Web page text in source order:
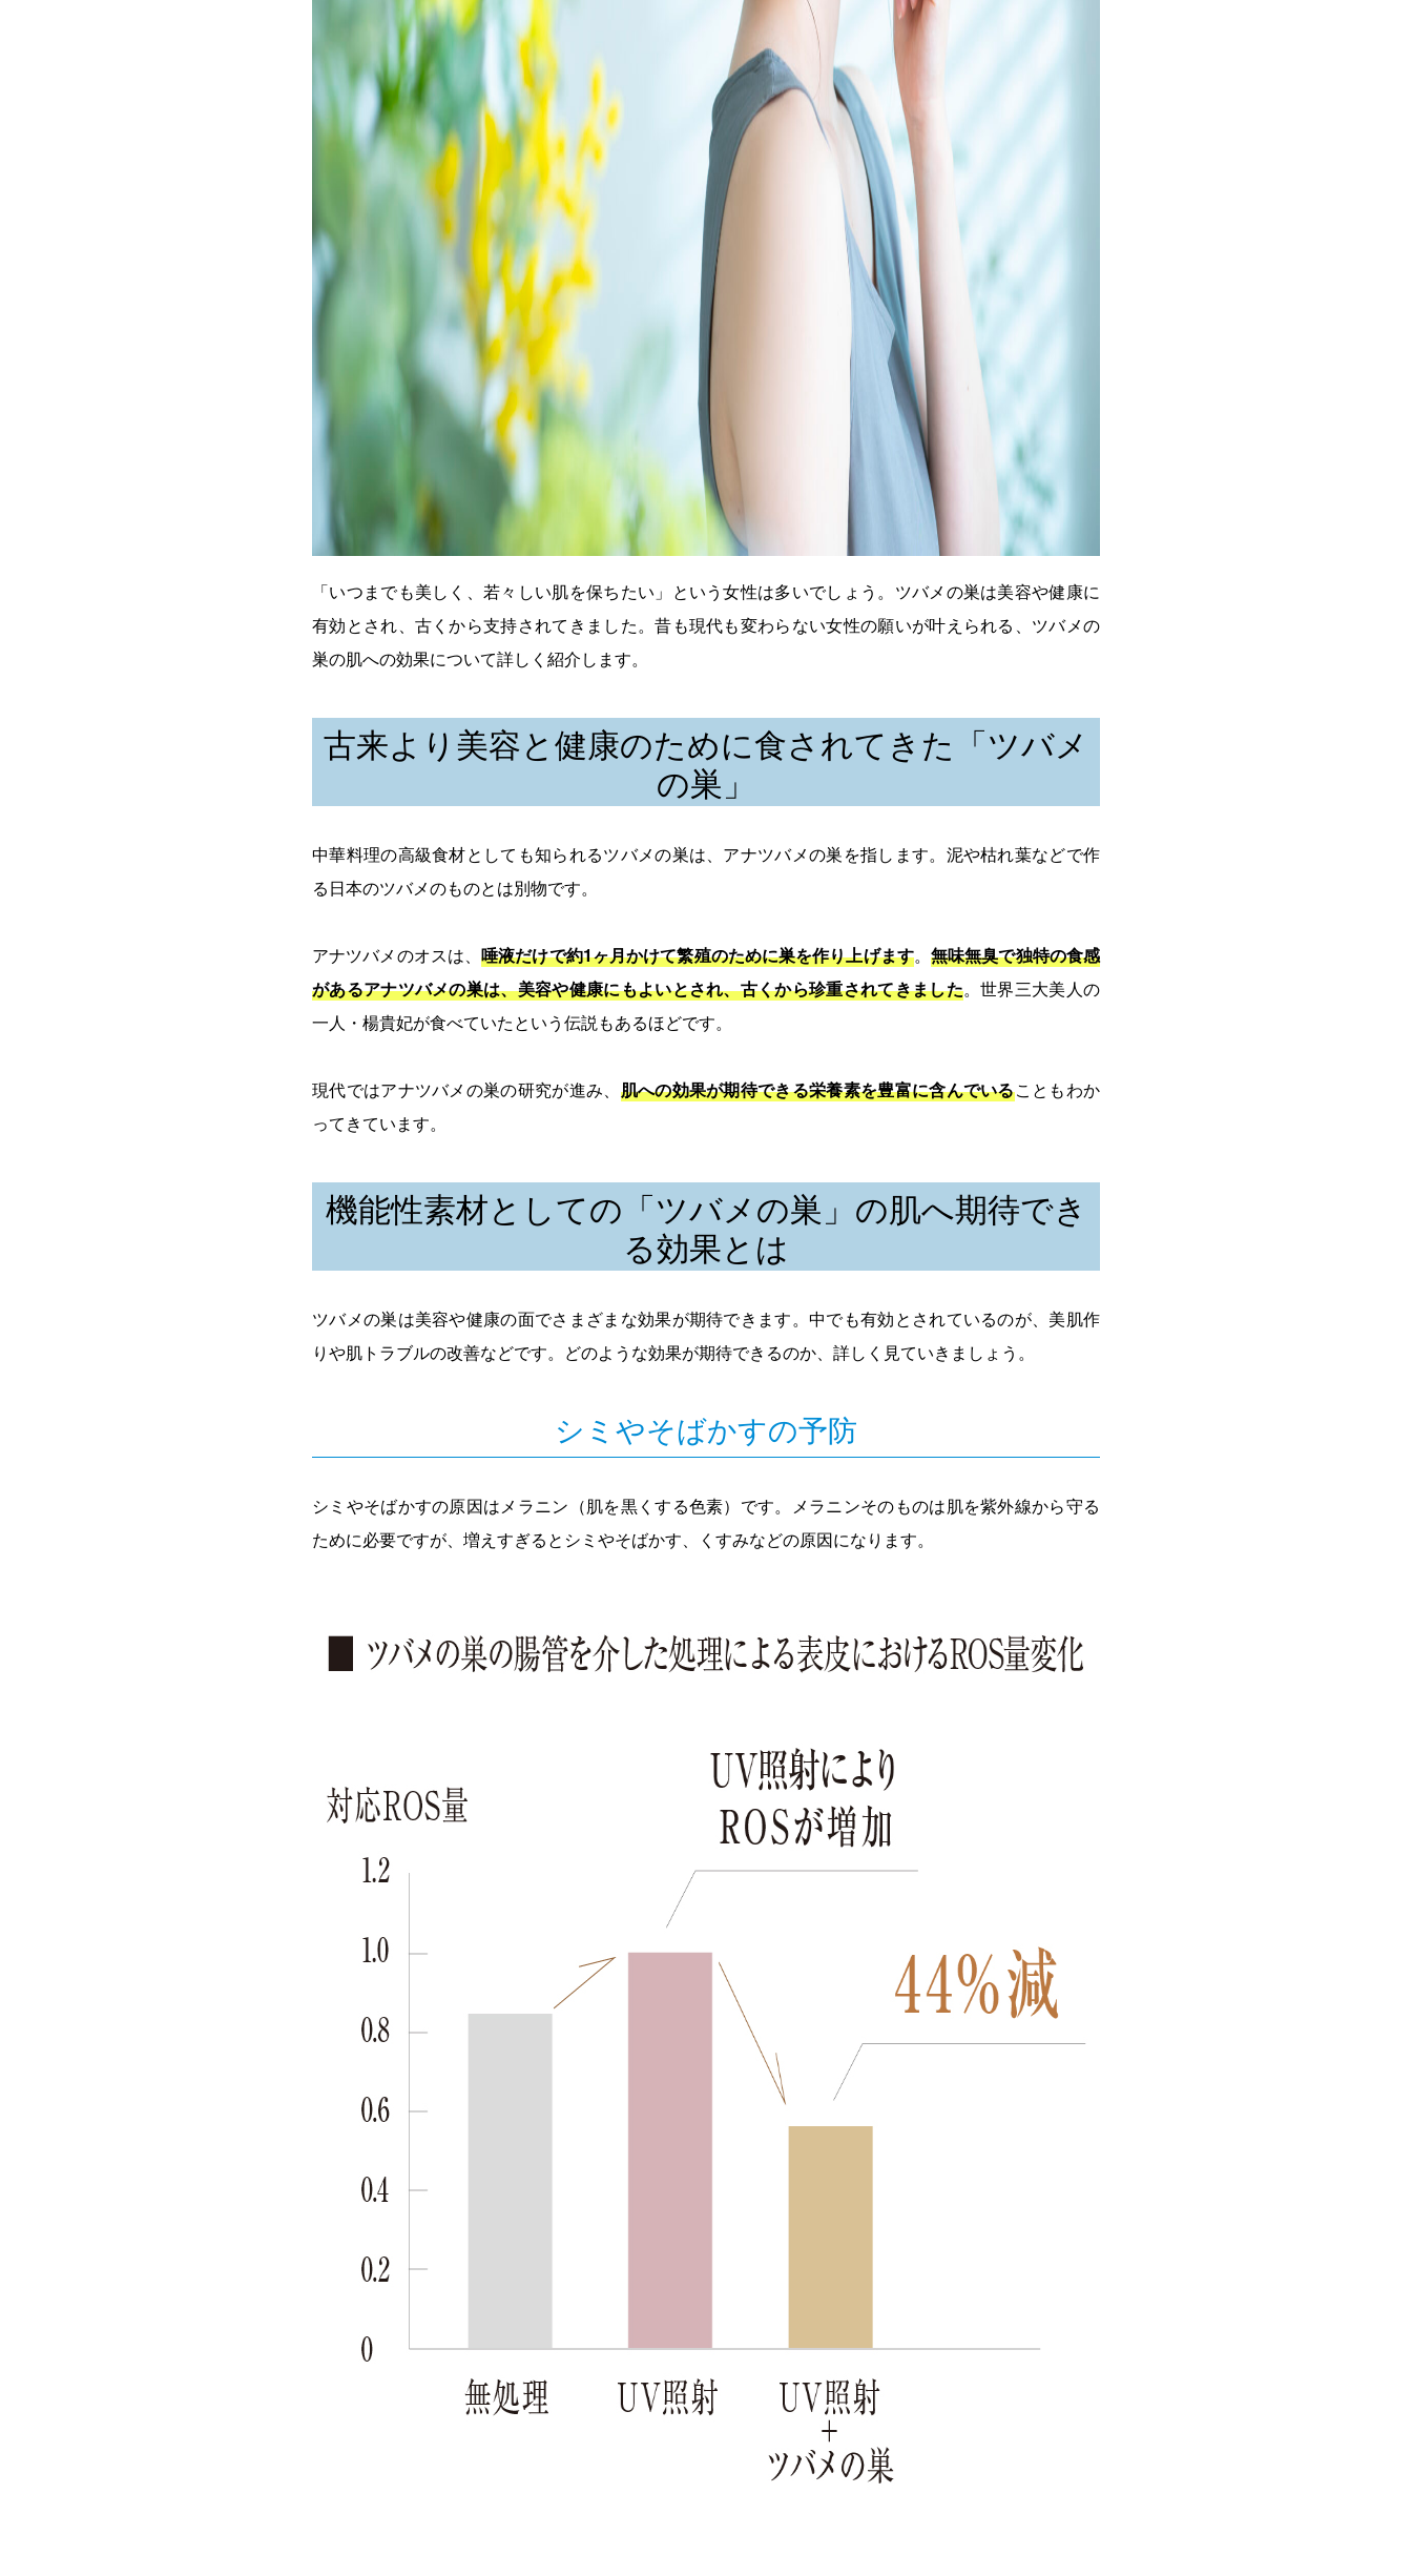
「いつまでも美しく、若々しい肌を保ちたい」という女性は多いでしょう。ツバメの巣は美容や健康に
有効とされ、古くから支持されてきました。昔も現代も変わらない女性の願いが叶えられる、ツバメの
巣の肌への効果について詳しく紹介します。
古来より美容と健康のために食されてきた「ツバメ
の巣」
中華料理の高級食材としても知られるツバメの巣は、アナツバメの巣を指します。泥や枯れ葉などで作
る日本のツバメのものとは別物です。
アナツバメのオスは、唾液だけで約1ヶ月かけて繁殖のために巣を作り上げます。無味無臭で独特の食感
があるアナツバメの巣は、美容や健康にもよいとされ、古くから珍重されてきました。世界三大美人の
一人・楊貴妃が食べていたという伝説もあるほどです。
現代ではアナツバメの巣の研究が進み、 肌への効果が期待できる栄養素を豊富に含んでいることもわか
ってきています。
機能性素材としての「ツバメの巣」の肌へ期待でき
る効果とは
ツバメの巣は美容や健康の面でさまざまな効果が期待できます。中でも有効とされているのが、美肌作
りや肌トラブルの改善などです。どのような効果が期待できるのか、詳しく見ていきましょう。
シミやそばかすの予防
シミやそばかすの原因はメラニン（肌を黒くする色素）です。メラニンそのものは肌を紫外線から守る
ために必要ですが、増えすぎるとシミやそばかす、くすみなどの原因になります。